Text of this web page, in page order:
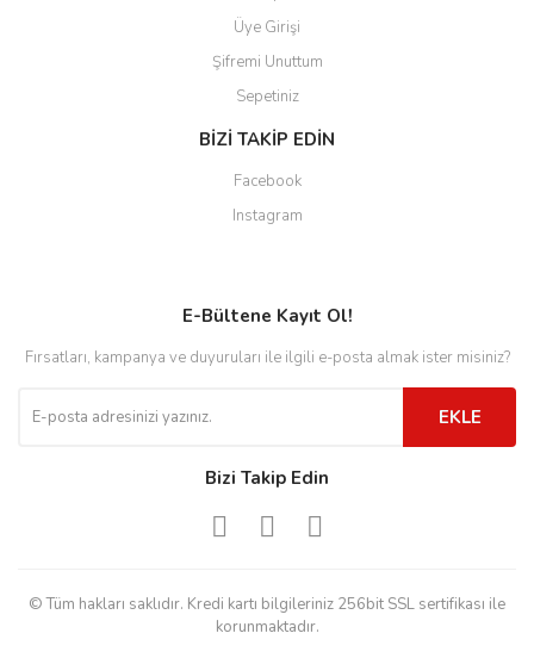
Üye Girişi
Şifremi Unuttum
Sepetiniz
BİZİ TAKİP EDİN
Facebook
Instagram
E-Bültene Kayıt Ol!
Fırsatları, kampanya ve duyuruları ile ilgili e-posta almak ister misiniz?
EKLE
Bizi Takip Edin
© Tüm hakları saklıdır. Kredi kartı bilgileriniz 256bit SSL sertifikası ile
korunmaktadır.